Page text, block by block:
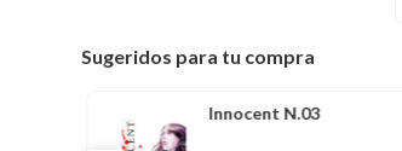
Sugeridos para tu compra
Innocent N.03